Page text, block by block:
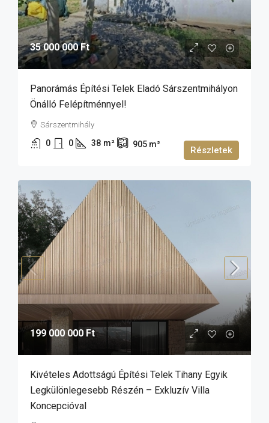
35 000 000 Ft
Panorámás Építési Telek Eladó Sárszentmihályon
Önálló Felépítménnyel!
Sárszentmihály
0 0 38 m² 905 m²
Részletek
199 000 000 Ft
Kivételes Adottságú Építési Telek Tihany Egyik
Legkülönlegesebb Részén – Exkluzív Villa
Koncepcióval